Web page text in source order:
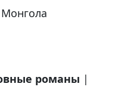
романы |